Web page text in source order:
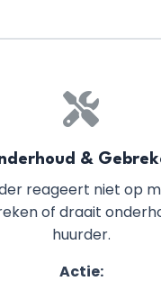
&
reageert niet op
of draait
huurder.
Actie: